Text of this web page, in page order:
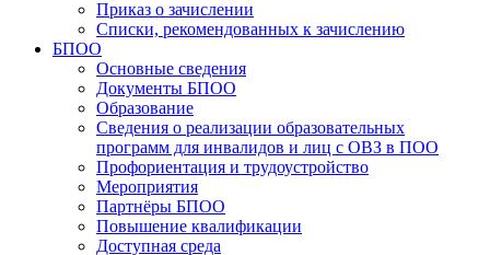
Приказ о зачислении
Списки, рекомендованных к зачислению
БПОО
Основные сведения
Документы БПОО
Образование
Сведения о реализации образовательных
программ для инвалидов и лиц с ОВЗ в ПОО
Профориентация и трудоустройство
Мероприятия
Партнёры БПОО
Повышение квалификации
Доступная среда